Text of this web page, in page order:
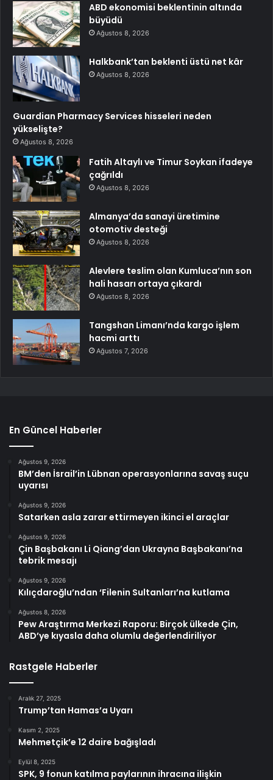
ABD ekonomisi beklentinin altında
büyüdü
Ağustos 8, 2026
Halkbank’tan beklenti üstü net kâr
Ağustos 8, 2026
Guardian Pharmacy Services hisseleri neden
yükselişte?
Ağustos 8, 2026
Fatih Altaylı ve Timur Soykan ifadeye
çağrıldı
Ağustos 8, 2026
Almanya’da sanayi üretimine
otomotiv desteği
Ağustos 8, 2026
Alevlere teslim olan Kumluca’nın son
hali hasarı ortaya çıkardı
Ağustos 8, 2026
Tangshan Limanı’nda kargo işlem
hacmi arttı
Ağustos 7, 2026
En Güncel Haberler
Ağustos 9, 2026
BM’den İsrail’in Lübnan operasyonlarına savaş suçu
uyarısı
Ağustos 9, 2026
Satarken asla zarar ettirmeyen ikinci el araçlar
Ağustos 9, 2026
Çin Başbakanı Li Qiang’dan Ukrayna Başbakanı’na
tebrik mesajı
Ağustos 9, 2026
Kılıçdaroğlu’ndan ‘Filenin Sultanları’na kutlama
Ağustos 8, 2026
Pew Araştırma Merkezi Raporu: Birçok ülkede Çin,
ABD’ye kıyasla daha olumlu değerlendiriliyor
Rastgele Haberler
Aralık 27, 2025
Trump’tan Hamas’a Uyarı
Kasım 2, 2025
Mehmetçik’e 12 daire bağışladı
Eylül 8, 2025
SPK, 9 fonun katılma paylarının ihracına ilişkin